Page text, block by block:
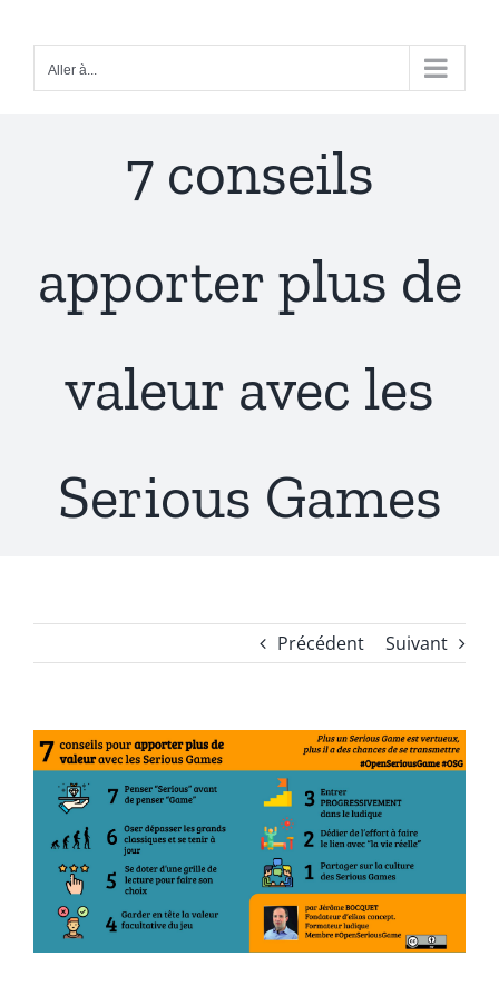
contenuAller à...
7 conseils
apporter plus de
valeur avec les
Serious Games
Précédent Suivant
Voir
l'image
agrandie